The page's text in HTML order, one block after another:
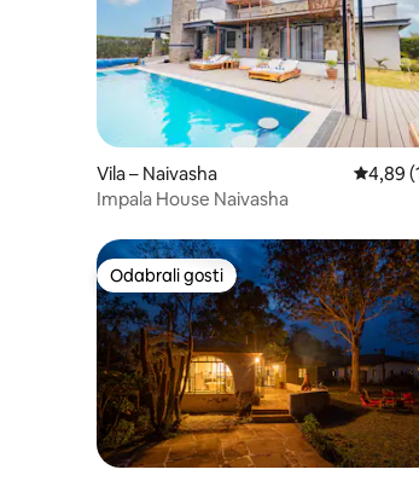
Vila – Naivasha
4,89
Impala House Naivasha
Odabrali gosti
Odabrali gosti